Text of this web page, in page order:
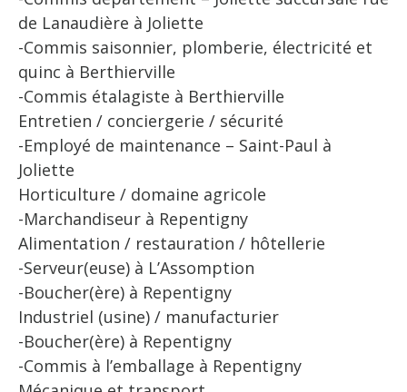
de Lanaudière à Joliette
-Commis saisonnier, plomberie, électricité et
quinc à Berthierville
-Commis étalagiste à Berthierville
Entretien / conciergerie / sécurité
-Employé de maintenance – Saint-Paul à
Joliette
Horticulture / domaine agricole
-Marchandiseur à Repentigny
Alimentation / restauration / hôtellerie
-Serveur(euse) à L’Assomption
-Boucher(ère) à Repentigny
Industriel (usine) / manufacturier
-Boucher(ère) à Repentigny
-Commis à l’emballage à Repentigny